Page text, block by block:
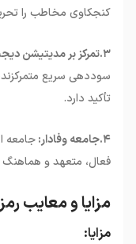
کنجکاوی مخاطب را
۳.تمرکز بر مدیتیشن دیجیتال:
سوددهی سریع
تأکید دارد.
۴.جامعه وفادار:
جامعه
فعال، متعهد و
مزایا و معایب
مزایا: